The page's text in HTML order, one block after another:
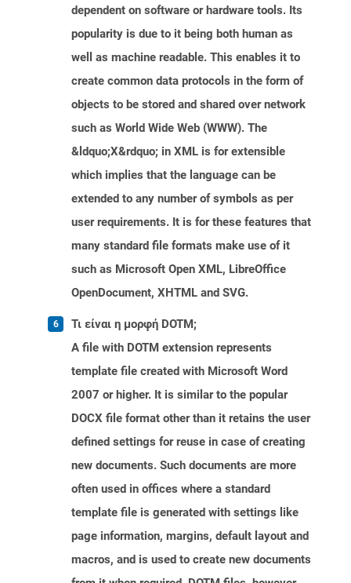
dependent on software or hardware tools. Its
popularity is due to it being both human as
well as machine readable. This enables it to
create common data protocols in the form of
objects to be stored and shared over network
such as World Wide Web (WWW). The
&ldquo;X&rdquo; in XML is for extensible
which implies that the language can be
extended to any number of symbols as per
user requirements. It is for these features that
many standard file formats make use of it
such as Microsoft Open XML, LibreOffice
OpenDocument, XHTML and SVG.
Τι είναι η μορφή DOTM;
A file with DOTM extension represents
template file created with Microsoft Word
2007 or higher. It is similar to the popular
DOCX file format other than it retains the user
defined settings for reuse in case of creating
new documents. Such documents are more
often used in offices where a standard
template file is generated with settings like
page information, margins, default layout and
macros, and is used to create new documents